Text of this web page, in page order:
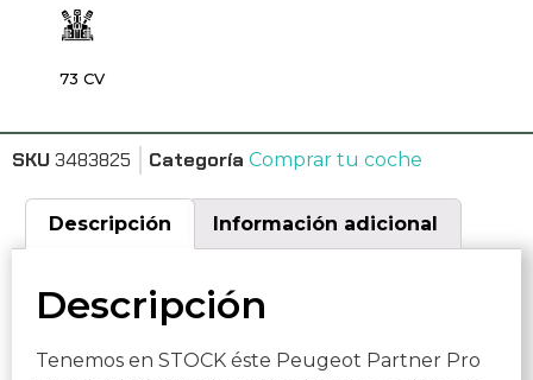
73 CV
SKU 3483825 Categoría Comprar tu coche
Descripción Información adicional
Descripción
Tenemos en STOCK éste Peugeot Partner Pro